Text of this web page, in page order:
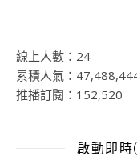
線上人數：24
累積人氣：
推播訂閱：152,520
啟動即